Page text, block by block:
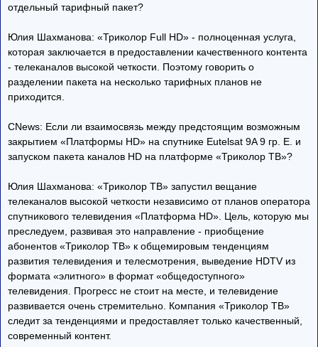
отдельный тарифный пакет?
Юлия Шахманова: «Триколор Full HD» - полноценная услуга,
которая заключается в предоставлении качественного контента
- телеканалов высокой четкости. Поэтому говорить о
разделении пакета на несколько тарифных планов не
приходится.
CNews: Если ли взаимосвязь между предстоящим возможным
закрытием «Платформы HD» на спутнике Eutelsat 9A 9 гр. E. и
запуском пакета каналов HD на платформе «Триколор ТВ»?
Юлия Шахманова: «Триколор ТВ» запустил вещание
телеканалов высокой четкости независимо от планов оператора
спутникового телевидения «Платформа HD». Цель, которую мы
преследуем, развивая это направление - приобщение
абонентов «Триколор ТВ» к общемировым тенденциям
развития телевидения и телесмотрения, выведение HDTV из
формата «элитного» в формат «общедоступного»
телевидения. Прогресс не стоит на месте, и телевидение
развивается очень стремительно. Компания «Триколор ТВ»
следит за тенденциями и предоставляет только качественный,
современный контент.